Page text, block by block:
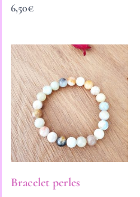
6,50€
Bracelet perles
Plage
de
prix :
10,50€
à
13,50€